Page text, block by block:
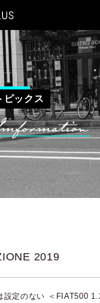
ピックス
2019
設定のない ＜FIAT500